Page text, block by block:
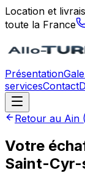
Location et
toute la France
Présentation
servicesContact
Retour au Ain (
Votre
Saint-